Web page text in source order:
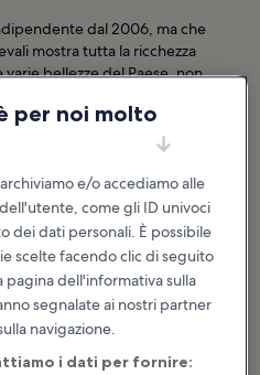
dal 2006, ma che
mostra tutta la ricchezza
bellezze del Paese, non
più
per noi molto
e/o accediamo alle
come gli ID univoci
dei dati personali. È possibile
scelte facendo clic di seguito
pagina dell'informativa sulla
segnalate ai nostri partner
navigazione.
i dati per fornire: